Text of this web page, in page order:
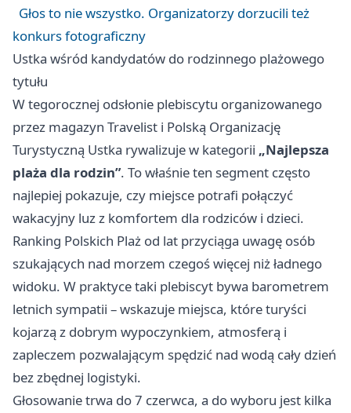
Głos to nie wszystko. Organizatorzy dorzucili też
konkurs fotograficzny
Ustka wśród kandydatów do rodzinnego plażowego
tytułu
W tegorocznej odsłonie plebiscytu organizowanego
przez magazyn Travelist i Polską Organizację
Turystyczną Ustka rywalizuje w kategorii „Najlepsza
plaża dla rodzin”. To właśnie ten segment często
najlepiej pokazuje, czy miejsce potrafi połączyć
wakacyjny luz z komfortem dla rodziców i dzieci.
Ranking Polskich Plaż od lat przyciąga uwagę osób
szukających nad morzem czegoś więcej niż ładnego
widoku. W praktyce taki plebiscyt bywa barometrem
letnich sympatii – wskazuje miejsca, które turyści
kojarzą z dobrym wypoczynkiem, atmosferą i
zapleczem pozwalającym spędzić nad wodą cały dzień
bez zbędnej logistyki.
Głosowanie trwa do 7 czerwca, a do wyboru jest kilka